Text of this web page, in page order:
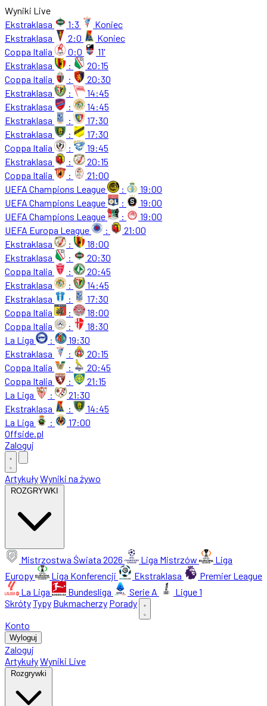
Wyniki Live
Ekstraklasa
1:3
Koniec
Ekstraklasa
2:0
Koniec
Coppa Italia
0:0
11'
Ekstraklasa
:
20:15
Coppa Italia
:
20:30
Ekstraklasa
:
14:45
Ekstraklasa
:
14:45
Ekstraklasa
:
17:30
Ekstraklasa
:
17:30
Coppa Italia
:
19:45
Ekstraklasa
:
20:15
Coppa Italia
:
21:00
UEFA Champions League
:
19:00
UEFA Champions League
:
19:00
UEFA Champions League
:
19:00
UEFA Europa League
:
21:00
Ekstraklasa
:
18:00
Ekstraklasa
:
20:30
Coppa Italia
:
20:45
Ekstraklasa
:
14:45
Ekstraklasa
:
17:30
Coppa Italia
:
18:00
Coppa Italia
:
18:30
La Liga
:
19:30
Ekstraklasa
:
20:15
Coppa Italia
:
20:45
Coppa Italia
:
21:15
La Liga
:
21:30
Ekstraklasa
:
14:45
La Liga
:
17:00
Offside.pl
Zaloguj
ArtykułyWyniki na żywo
ROZGRYWKI
Mistrzostwa Świata 2026 Liga Mistrzów
Liga
Europy
Liga Konferencji Ekstraklasa
Premier League
La Liga
Bundesliga Serie A
Ligue 1
SkrótyTypy Bukmacherzy Porady
Konto
Wyloguj
Zaloguj
ArtykułyWyniki Live
Rozgrywki